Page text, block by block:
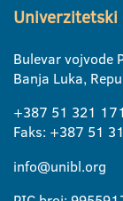
Univerzitetski
Bulevar vojvode
Banja Luka,
+387 51 321 171
Faks: +387 51
info@unibl.org